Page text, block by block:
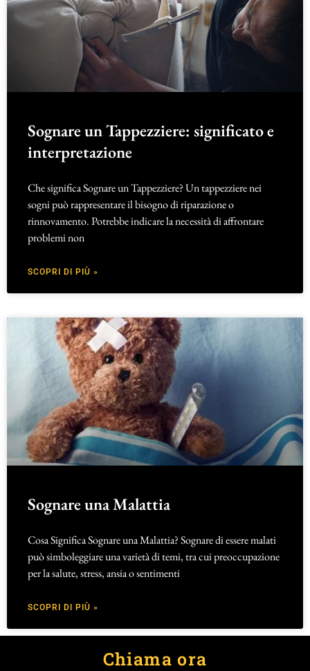
Sognare un Tappezziere: significato e
interpretazione
Che significa Sognare un Tappezziere? Un tappezziere nei
sogni può rappresentare il bisogno di riparazione o
rinnovamento. Potrebbe indicare la necessità di affrontare
problemi non
SCOPRI DI PIÙ »
Sognare una Malattia
Cosa Significa Sognare una Malattia? Sognare di essere malati
può simboleggiare una varietà di temi, tra cui preoccupazione
per la salute, stress, ansia o sentimenti
SCOPRI DI PIÙ »
Chiama ora